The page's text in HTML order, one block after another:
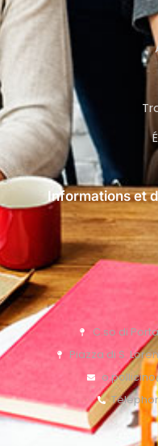
Informations et
C.so di
Piazza di S.